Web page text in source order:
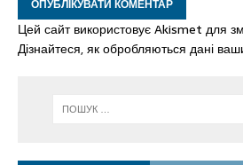
Цей сайт використовує Akismet для
Дізнайтеся, як обробляються дані